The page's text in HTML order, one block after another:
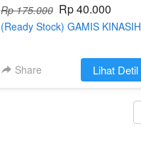
Rp 175.000 Rp 40.000
(Ready Stock) GAMIS KINASIH
Share `Lihat Detil